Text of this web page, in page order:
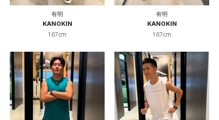
有明
KANOKIN
167cm
有明
KANOKIN
167cm